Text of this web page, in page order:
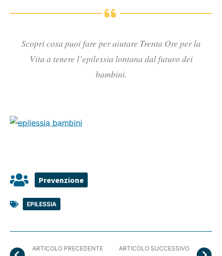
Scopri cosa puoi fare per aiutare Trenta Ore per la
Vita a tenere l’epilessia lontana dal futuro dei
bambini.
Prevenzione
EPILESSIA
ARTICOLO PRECEDENTE ARTICOLO SUCCESSIVO